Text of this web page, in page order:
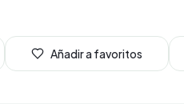
Añadir a favoritos